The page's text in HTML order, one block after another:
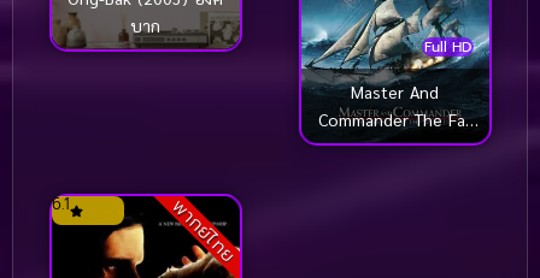
บาก
Full HD
Master And
Commander The Far
Side of the World
พากย์ไทย
6.1